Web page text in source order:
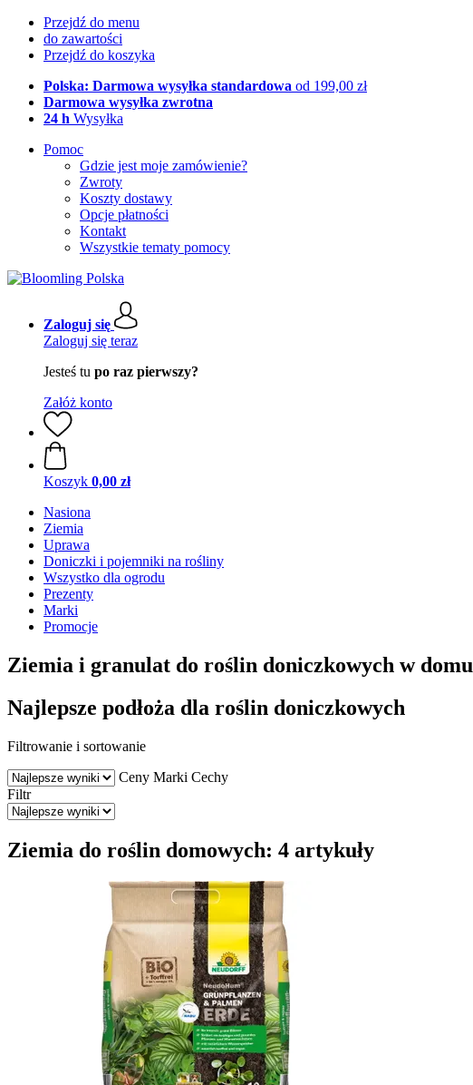
Przejdź do menu
do zawartości
Przejdź do koszyka
Polska: Darmowa wysyłka standardowa od 199,00 zł
Darmowa wysyłka zwrotna
24 h Wysyłka
Pomoc
Gdzie jest moje zamówienie?
Zwroty
Koszty dostawy
Opcje płatności
Kontakt
Wszystkie tematy pomocy
Zaloguj się
Zaloguj się teraz
Jesteś tu po raz pierwszy?
Załóż konto
Koszyk 0,00 zł
Nasiona
Ziemia
Uprawa
Doniczki i pojemniki na rośliny
Wszystko dla ogrodu
Prezenty
Marki
Promocje
Ziemia i granulat do roślin doniczkowych w domu
Najlepsze podłoża dla roślin doniczkowych
Filtrowanie i sortowanie
Ceny Marki Cechy
Filtr
Ziemia do roślin domowych: 4 artykuły